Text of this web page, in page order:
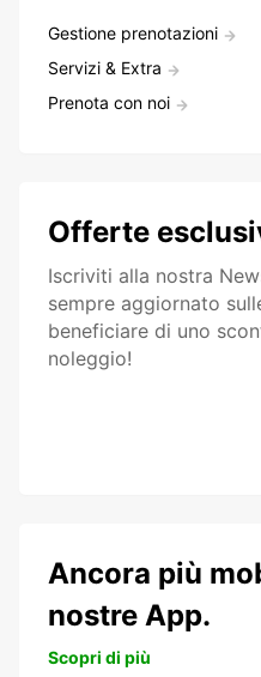
Gestione prenotazioni
Servizi & Extra
Prenota con noi
Offerte
Iscriviti alla nostra
sempre aggiornato
beneficiare di uno
noleggio!
Ancora più
nostre App.
Scopri di più